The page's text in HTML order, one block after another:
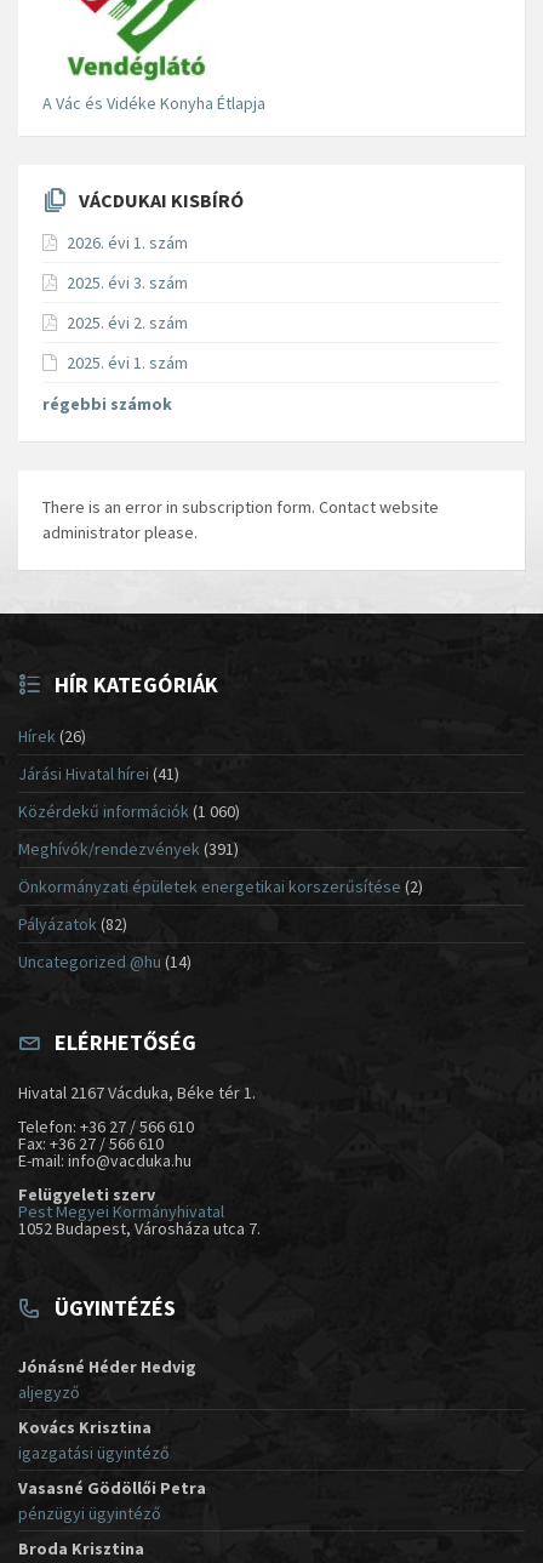
A Vác és Vidéke Konyha Étlapja
VÁCDUKAI KISBÍRÓ
2026. évi 1. szám
2025. évi 3. szám
2025. évi 2. szám
2025. évi 1. szám
régebbi számok
There is an error in subscription form. Contact website
administrator please.
HÍR KATEGÓRIÁK
Hírek(26)
Járási Hivatal hírei (41)
Közérdekű információk(1 060)
Meghívók/rendezvények (391)
Önkormányzati épületek energetikai korszerűsítése (2)
Pályázatok (82)
Uncategorized @hu (14)
ELÉRHETŐSÉG
Hivatal 2167 Vácduka, Béke tér 1.
Telefon: +36 27 / 566 610
Fax: +36 27 / 566 610
E-mail: info@vacduka.hu
Felügyeleti szerv
Pest Megyei Kormányhivatal
1052 Budapest, Városháza utca 7.
ÜGYINTÉZÉS
Jónásné Héder Hedvig
aljegyző
Kovács Krisztina
igazgatási ügyintéző
Vasasné Gödöllői Petra
pénzügyi ügyintéző
Broda Krisztina